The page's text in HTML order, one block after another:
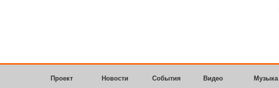
Проект Новости События Видео Музыка